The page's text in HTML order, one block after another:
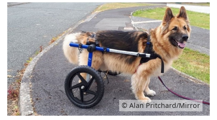
© Alan Pritchard/Mirror